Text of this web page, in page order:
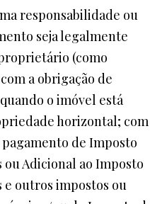
responsabilidade ou
seja legalmente
(como
a obrigação de
o imóvel está
horizontal; com
de Imposto
Adicional ao Imposto
outros impostos ou